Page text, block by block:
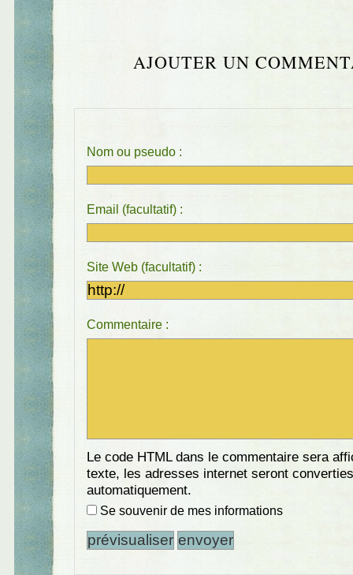
AJOUTER UN
Nom ou pseudo :
Email (facultatif) :
Site Web (facultatif) :
Commentaire :
Le code HTML dans le commentaire sera
texte, les adresses internet seront converties
automatiquement.
Se souvenir de mes informations